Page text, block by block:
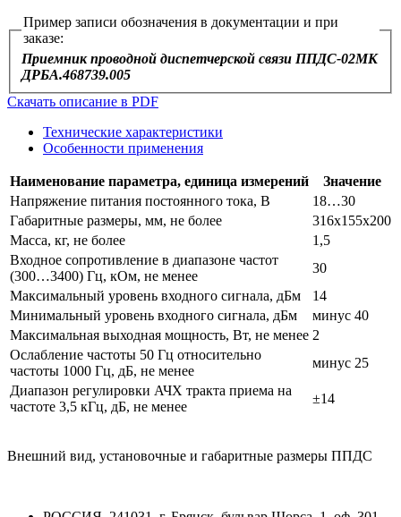
Пример записи обозначения в документации и при
заказе:
Приемник проводной диспетчерской связи ППДС-02МК
ДРБА.468739.005
Скачать описание в PDF
Технические характеристики
Особенности применения
Наименование параметра, единица измерений
Значение
Напряжение питания постоянного тока, В
18…30
Габаритные размеры, мм, не более
316x155x200
Масса, кг, не более
1,5
Входное сопротивление в диапазоне частот
(300…3400) Гц, кОм, не менее
30
Максимальный уровень входного сигнала, дБм
14
Минимальный уровень входного сигнала, дБм
минус 40
Максимальная выходная мощность, Вт, не менее 2
Ослабление частоты 50 Гц относительно
частоты 1000 Гц, дБ, не менее
минус 25
Диапазон регулировки АЧХ тракта приема на
частоте 3,5 кГц, дБ, не менее
±14
Внешний вид, установочные и габаритные размеры ППДС